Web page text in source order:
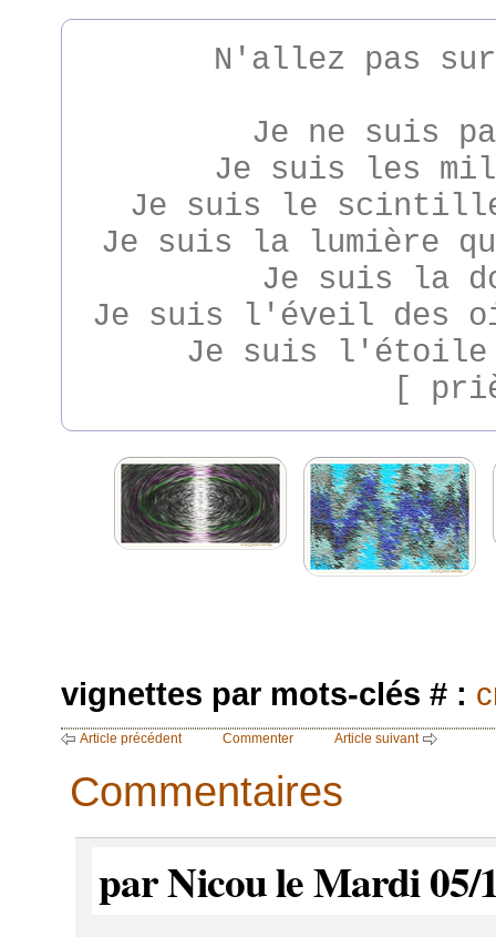
N'allez pas
Je ne suis
Je suis les
Je suis le
Je suis la lumière
Je suis la
Je suis l'éveil des
Je suis
[
vignettes par mots-clés # :
Article précédent Commenter Article suivant
Commentaires
par Nicou le Mardi 05/